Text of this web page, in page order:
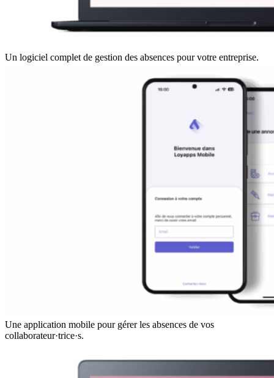
Un logiciel complet de gestion des absences pour votre entreprise.
Une application mobile pour gérer les absences de vos
collaborateur·trice·s.